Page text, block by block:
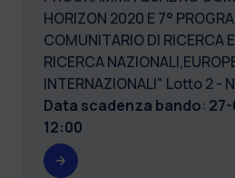
HORIZON 2020 E 7°
COMUNITARIO DI RICERCA
RICERCA
INTERNAZIONALI" Lotto 2 -
Data scadenza bando:
12:00